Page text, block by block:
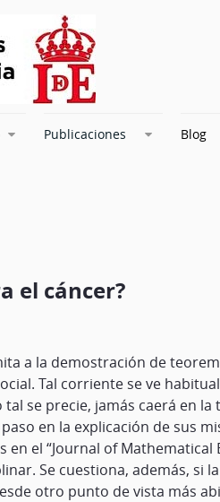
Publicaciones Blog
el cáncer?
a la demostración de
Tal corriente se ve
se precie, jamás caerá en
en la explicación de sus
el “Journal of
Se cuestiona, además, si
otro punto de vista más